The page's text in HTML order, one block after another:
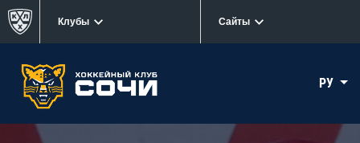
Клубы Сайты
РУ